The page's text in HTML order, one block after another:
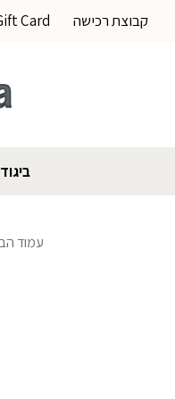
קבוצת רכישה Card
ביגוד
עמוד